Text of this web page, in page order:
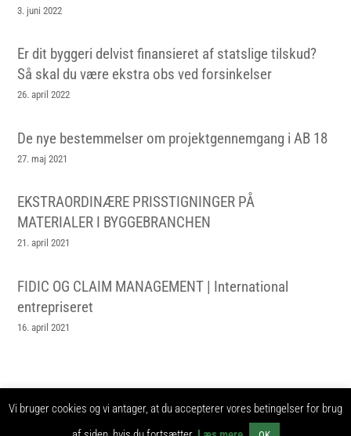
3. juni 2022
Er dit byggeri delvist finansieret af statslige tilskud?
Så skal du være ekstra obs ved forsinkelser
26. april 2022
De nye bestemmelser om projektgennemgang i AB 18
27. maj 2021
EKSTRAORDINÆRE PRISSTIGNINGER PÅ
MATERIALER I BYGGEBRANCHEN
21. april 2021
FIDIC OG CLAIM MANAGEMENT | International
entrepriseret
16. april 2021
Entrepriseret.nu udgives af Nexus Advokater © 2024 -
Vi bruger cookies og vi antager, at du accepterer vores betingelser for brug